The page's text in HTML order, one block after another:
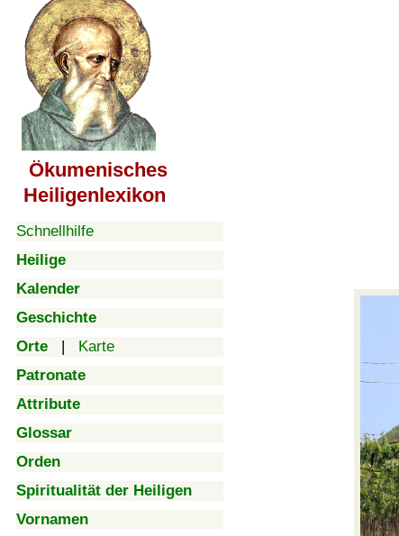
Ökumenisches
Heiligenlexikon
Schnellhilfe
Heilige
Kalender
Geschichte
Orte | Karte
Patronate
Attribute
Glossar
Orden
Spiritualität der Heiligen
Vornamen